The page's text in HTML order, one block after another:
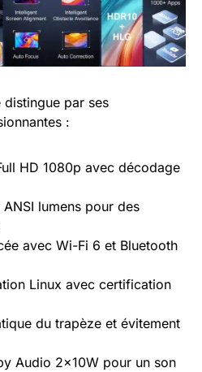
distingue par ses
:
HD 1080p avec décodage
lumens pour des
avec Wi-Fi 6 et Bluetooth
Linux avec certification
du trapèze et évitement
Audio 2x10W pour un son